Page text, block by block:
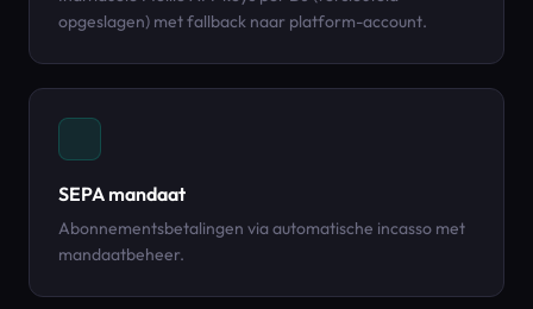
opgeslagen) met fallback naar platform-account.
SEPA mandaat
Abonnementsbetalingen via automatische incasso met
mandaatbeheer.